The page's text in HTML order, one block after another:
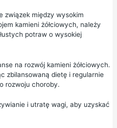
związek między wysokim
kamieni żółciowych, należy
potraw o wysokiej
na rozwój kamieni żółciowych.
zbilansowaną dietę i regularnie
rozwoju choroby.
i utratę wagi, aby uzyskać